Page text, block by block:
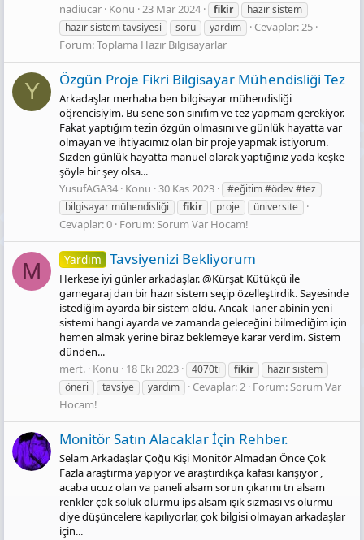
nadiucar Konu 23 Mar 2024 fikir
hazır sistem
hazır sistem tavsiyesi
soru yardım
Cevaplar: 25
Forum:Toplama Hazır Bilgisayarlar
Y Özgün Proje Fikri Bilgisayar Mühendisliği Tez
Arkadaşlar merhaba ben bilgisayar mühendisliği
öğrencisiyim. Bu sene son sınıfım ve tez yapmam gerekiyor.
Fakat yaptığım tezin özgün olmasını ve günlük hayatta var
olmayan ve ihtiyacımız olan bir proje yapmak istiyorum.
Sizden günlük hayatta manuel olarak yaptığınız yada keşke
şöyle bir şey olsa...
YusufAGA34 Konu 30 Kas 2023
#eğitim #ödev #tez
bilgisayar mühendisliği
fikir proje üniversite
Cevaplar: 0 Forum:Sorum Var Hocam!
M Yardım Tavsiyenizi Bekliyorum
Herkese iyi günler arkadaşlar. @Kürşat Kütükçü ile
gamegaraj dan bir hazır sistem seçip özelleştirdik. Sayesinde
istediğim ayarda bir sistem oldu. Ancak Taner abinin yeni
sistemi hangi ayarda ve zamanda geleceğini bilmediğim için
hemen almak yerine biraz beklemeye karar verdim. Sistem
dünden...
mert. Konu 18 Eki 2023 4070ti fikir
hazır sistem
öneri
tavsiye yardım Cevaplar: 2 Forum:Sorum Var
Hocam!
Monitör Satın Alacaklar İçin Rehber.
Selam Arkadaşlar Çoğu Kişi Monitör Almadan Önce Çok
Fazla araştırma yapıyor ve araştırdıkça kafası karışıyor ,
acaba ucuz olan va paneli alsam sorun çıkarmı tn alsam
renkler çok soluk olurmu ips alsam ışık sızması vs olurmu
diye düşüncelere kapılıyorlar, çok bilgisi olmayan arkadaşlar
için...